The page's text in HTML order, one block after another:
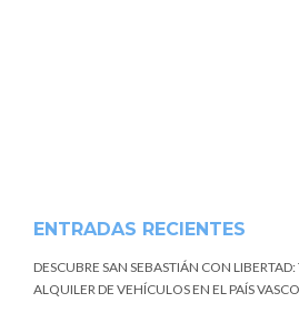
ENTRADAS RECIENTES
DESCUBRE SAN SEBASTIÁN CON
ALQUILER DE VEHÍCULOS EN EL PAÍS VASCO